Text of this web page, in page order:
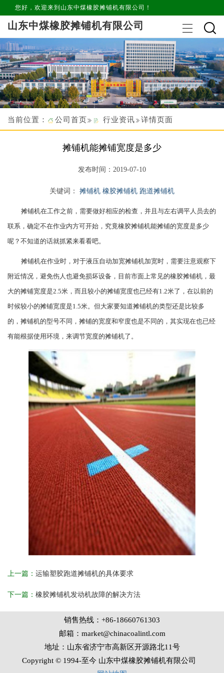
您好，欢迎来到山东中煤橡胶摊铺机有限公司！
山东中煤橡胶摊铺机有限公司
当前位置： 公司首页 行业资讯 详情页面
摊铺机能摊铺宽度是多少
发布时间：2019-07-10
关键词： 摊铺机 橡胶摊铺机 跑道摊铺机
摊铺机在工作之前，需要做好相应的检查，并且与左右调平人员去的
联系，确定不在作业内方可开始，究竟橡胶摊铺机能摊铺的宽度是多少
呢？不知道的话就抓紧来看看吧。
摊铺机在作业时，对于液压自动加宽摊铺机加宽时，需要注意观察下
附近情况，避免伤人也避免损坏设备，目前市面上常见的橡胶摊铺机，最
大的摊铺宽度是2.5米，而且较小的摊铺宽度也已经有1.2米了，在以前的
时候较小的摊铺宽度是1.5米。但大家要知道摊铺机的类型还是比较多
的，摊铺机的型号不同，摊铺的宽度和窄度也是不同的，其实现在也已经
有能根据使用环境，来调节宽度的摊铺机了。
上一篇： 运输塑胶跑道摊铺机的具体要求
下一篇： 橡胶摊铺机发动机故障的解决方法
销售热线：+86-18660761303
邮箱：market@chinacoalintl.com
地址：山东省济宁市高新区开源路北11号
Copyright © 1994-至今 山东中煤橡胶摊铺机有限公司